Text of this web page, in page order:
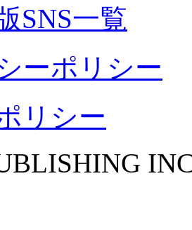
SNS一覧
ーポリシー
リシー